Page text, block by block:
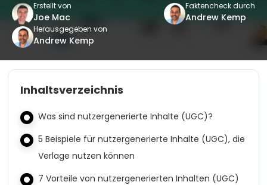
Erstellt von
Joe Mac
Faktencheck durch
Andrew Kemp
Herausgegeben von
Andrew Kemp
Inhaltsverzeichnis
Was sind nutzergenerierte Inhalte (UGC)?
5 Beispiele für nutzergenerierte Inhalte (UGC), die
Verlage nutzen können
7 Vorteile von nutzergenerierten Inhalten (UGC)